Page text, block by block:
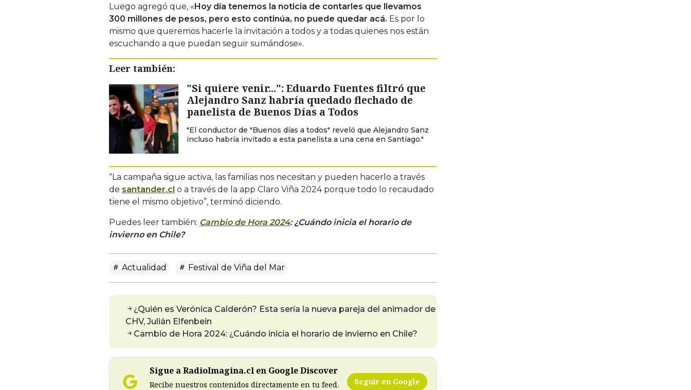
Luego agregó que, «Hoy día tenemos la noticia de contarles que llevamos
300 millones de pesos, pero esto continúa, no puede quedar acá. Es por lo
mismo que queremos hacerle la invitación a todos y a todas quienes nos están
escuchando a que puedan seguir sumándose».
Leer también:
"Si quiere venir...": Eduardo Fuentes filtró que
Alejandro Sanz habría quedado flechado de
panelista de Buenos Días a Todos
"El conductor de "Buenos días a todos" reveló que Alejandro Sanz
incluso habría invitado a esta panelista a una cena en Santiago."
“La campaña sigue activa, las familias nos necesitan y pueden hacerlo a través
de santander.cl o a través de la app Claro Viña 2024 porque todo lo recaudado
tiene el mismo objetivo”, terminó diciendo.
Puedes leer también: Cambio de Hora 2024: ¿Cuándo inicia el horario de
invierno en Chile?
Actualidad Festival de Viña del Mar
¿Quién es Verónica Calderón? Esta sería la nueva pareja del animador de
CHV, Julián Elfenbein
Cambio de Hora 2024: ¿Cuándo inicia el horario de invierno en Chile?
Sigue a RadioImagina.cl en Google Discover
Recibe nuestros contenidos directamente en tu feed. Seguir en Google